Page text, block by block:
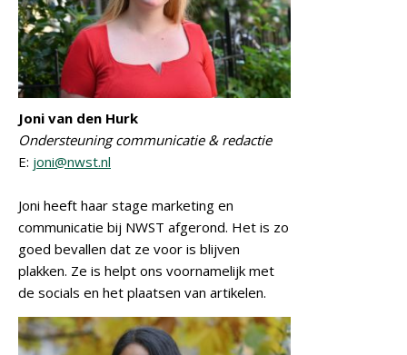
Joni van den Hurk
Ondersteuning communicatie & redactie
E: joni@nwst.nl
Joni heeft haar stage marketing en
communicatie bij NWST afgerond. Het is zo
goed bevallen dat ze voor is blijven
plakken. Ze is helpt ons voornamelijk met
de socials en het plaatsen van artikelen.